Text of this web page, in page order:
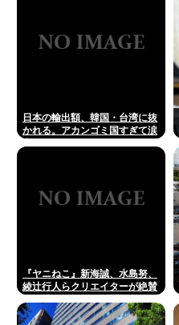
日本の輸出額、韓国・台湾に抜
かれる。アカンゴミ国すぎて涙
『ヤニねこ』新海誠、水島努、
綾辻行人らクリエイターが絶賛